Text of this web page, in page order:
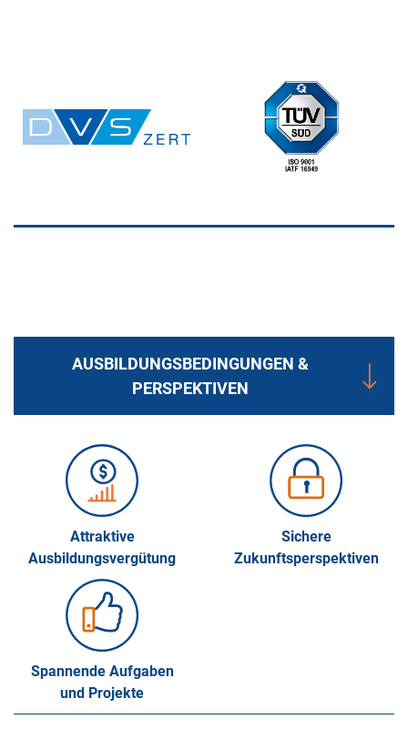
AUSBILDUNGSBEDINGUNGEN &
PERSPEKTIVEN
Attraktive
Ausbildungsvergütung
Sichere
Zukunftsperspektiven
Spannende Aufgaben
und Projekte